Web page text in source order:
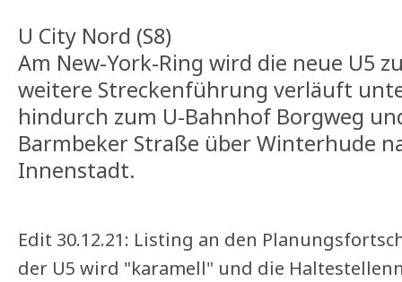
U City Nord (S8)
Am New-York-Ring wird die neue U5
weitere Streckenführung verläuft
hindurch zum U-Bahnhof Borgweg
Barmbeker Straße über Winterhude
Innenstadt.
Edit 30.12.21: Listing an den
der U5 wird "karamell" und die